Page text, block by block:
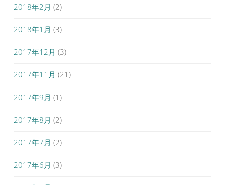
2018年2月 (2)
2018年1月 (3)
2017年12月 (3)
2017年11月 (21)
2017年9月 (1)
2017年8月 (2)
2017年7月 (2)
2017年6月 (3)